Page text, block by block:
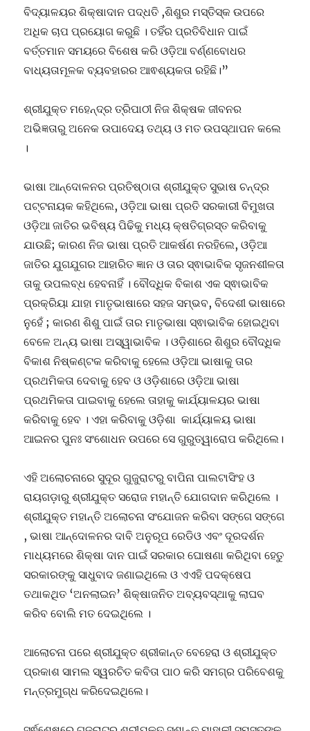
ବିଦ୍ୟାଳୟର ଶିକ୍ଷାଦାନ ପଦ୍ଧତି ,ଶିଶୁର ମସ୍ତିସ୍କ ଉପରେ
ଅଧିକ ଚାପ ପ୍ରୟୋଗ କରୁଛି । ତହିଁର ପ୍ରତିବିଧାନ ପାଇଁ
ବର୍ତ୍ତମାନ ସମୟରେ ବିଶେଷ କରି ଓଡ଼ିଆ ବର୍ଣ୍ଣବୋଧର
ବାଧ୍ୟତାମୂଳକ ବ୍ୟବହାରର ଆଵଶ୍ୟକତା ରହିଛି।”
ଶ୍ରୀଯୁକ୍ତ ମହେନ୍ଦ୍ର ତ୍ରିପାଠୀ ନିଜ ଶିକ୍ଷକ ଜୀବନର
ଅଭିଜ୍ଞତାରୁ ଅନେକ ଉପାଦେୟ ତଥ୍ୟ ଓ ମତ ଉପସ୍ଥାପନ କଲେ
।
ଭାଷା ଆନ୍ଦୋଳନର ପ୍ରତିଷ୍ଠାତା ଶ୍ରୀଯୁକ୍ତ ସୁଭାଷ ଚନ୍ଦ୍ର
ପଟ୍ଟନାୟକ କହିଥିଲେ, ଓଡ଼ିଆ ଭାଷା ପ୍ରତି ସରକାରୀ ବିମୁଖତା
ଓଡ଼ିଆ ଜାତିର ଭବିଷ୍ୟ ପିଢିକୁ ମଧ୍ୟ କ୍ଷତିଗ୍ରସ୍ତ କରିବାକୁ
ଯାଉଛି; କାରଣ ନିଜ ଭାଷା ପ୍ରତି ଆକର୍ଷଣ ନରହିଲେ, ଓଡ଼ିଆ
ଜାତିର ଯୁଗଯୁଗର ଆହାରିତ ଜ୍ଞାନ ଓ ତାର ସ୍ଵାଭାବିକ ସୃଜନଶୀଳତା
ତାକୁ ଉପଲବ୍ଧ ହେବନାହିଁ । ବୌଦ୍ଧିକ ବିକାଶ ଏକ ସ୍ଵାଭାବିକ
ପ୍ରକ୍ରିୟା ଯାହା ମାତୃଭାଷାରେ ସହଜ ସମ୍ଭବ, ବିଦେଶୀ ଭାଷାରେ
ନୁହେଁ ; କାରଣ ଶିଶୁ ପାଇଁ ତାର ମାତୃଭାଷା ସ୍ଵାଭାବିକ ହୋଇଥିବା
ବେଳେ ଅନ୍ୟ ଭାଷା ଅସ୍ୱାଭାବିକ । ଓଡ଼ିଶାରେ ଶିଶୁର ବୌଦ୍ଧିକ
ବିକାଶ ନିଷ୍କଣ୍ଟକ କରିବାକୁ ହେଲେ ଓଡ଼ିଆ ଭାଷାକୁ ତାର
ପ୍ରଥମିକତା ଦେବାକୁ ହେବ ଓ ଓଡ଼ିଶାରେ ଓଡ଼ିଆ ଭାଷା
ପ୍ରଥମିକତା ପାଇବାକୁ ହେଲେ ତାହାକୁ କାର୍ଯ୍ୟାଳୟର ଭାଷା
କରିବାକୁ ହେବ । ଏହା କରିବାକୁ ଓଡ଼ିଶା କାର୍ଯ୍ୟାଳୟ ଭାଷା
ଆଇନର ପୁନଃ ସଂଶୋଧନ ଉପରେ ସେ ଗୁରୁତ୍ୱାରୋପ କରିଥିଲେ।
ଏହି ଅଲୋଚନାରେ ସୁଦୂର ଗୁଜୁରାଟରୁ ବାପିନା ପାଲଟାସିଂହ ଓ
ରାୟଗଡ଼ାରୁ ଶ୍ରୀଯୁକ୍ତ ସରୋଜ ମହାନ୍ତି ଯୋଗଦାନ କରିଥିଲେ ।
ଶ୍ରୀଯୁକ୍ତ ମହାନ୍ତି ଅଲୋଚନା ସଂଯୋଜନ କରିବା ସଙ୍ଗେ ସଙ୍ଗେ
, ଭାଷା ଆନ୍ଦୋଳନର ଦାବି ଅନୁରୂପ ରେଡିଓ ଏବଂ ଦୂରଦର୍ଶନ
ମାଧ୍ୟମରେ ଶିକ୍ଷା ଦାନ ପାଇଁ ସରକାର ଘୋଷଣା କରିଥିବା ହେତୁ
ସରକାରଙ୍କୁ ସାଧୁବାଦ ଜଣାଇଥିଲେ ଓ ଏଏହି ପଦକ୍ଷେପ
ତଥାକଥିତ ‘ଅନଲାଇନ’ ଶିକ୍ଷାଜନିତ ଅବ୍ୟବସ୍ଥାକୁ ଲାଘବ
କରିବ ବୋଲି ମତ ଦେଇଥିଲେ ।
ଆଲୋଚନା ପରେ ଶ୍ରୀଯୁକ୍ତ ଶ୍ରୀକାନ୍ତ ବେହେରା ଓ ଶ୍ରୀଯୁକ୍ତ
ପ୍ରକାଶ ସାମଲ ସ୍ୱରଚିତ କବିତା ପାଠ କରି ସମଗ୍ର ପରିବେଶକୁ
ମନ୍ତ୍ରମୁଗ୍ଧ କରିଦେଇଥିଲେ।